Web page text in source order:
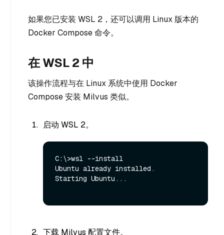
如果您已安装 WSL 2，还可以调用 Linux 版本的
Docker Compose 命令。
在 WSL 2 中
该操作流程与在 Linux 系统中使用 Docker
Compose 安装 Milvus 类似。
启动 WSL 2。
C:\>wsl --install
Ubuntu already installed.
Starting Ubuntu...
下载 Milvus 配置文件。